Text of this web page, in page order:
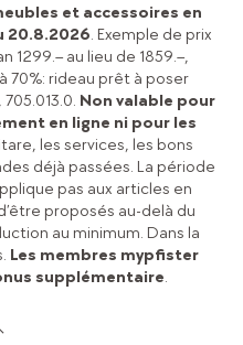
et accessoires en
20.8.2026. Exemple de prix
1299.– au lieu de 1859.–,
70%: rideau prêt à poser
Non valable pour
en ligne ni pour les
les services, les bons
déjà passées. La période
pas aux articles en
proposés au-delà du
au minimum. Dans la
Les membres mypfister
supplémentaire.